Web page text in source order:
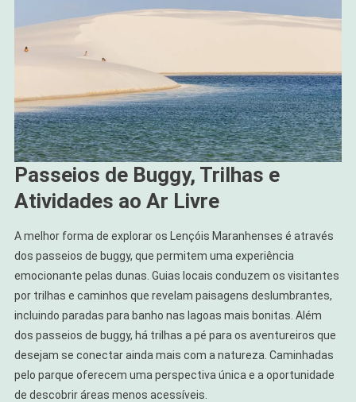
Passeios de Buggy, Trilhas e
Atividades ao Ar Livre
A melhor forma de explorar os Lençóis Maranhenses é através
dos passeios de buggy, que permitem uma experiência
emocionante pelas dunas. Guias locais conduzem os visitantes
por trilhas e caminhos que revelam paisagens deslumbrantes,
incluindo paradas para banho nas lagoas mais bonitas. Além
dos passeios de buggy, há trilhas a pé para os aventureiros que
desejam se conectar ainda mais com a natureza. Caminhadas
pelo parque oferecem uma perspectiva única e a oportunidade
de descobrir áreas menos acessíveis.